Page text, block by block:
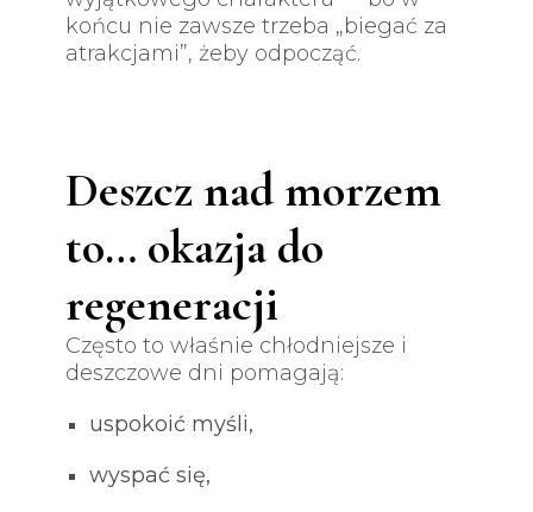
końcu nie zawsze trzeba „biegać za
atrakcjami”, żeby odpocząć.
Deszcz nad morzem
to… okazja do
regeneracji
Często to właśnie chłodniejsze i
deszczowe dni pomagają:
uspokoić myśli,
wyspać się,